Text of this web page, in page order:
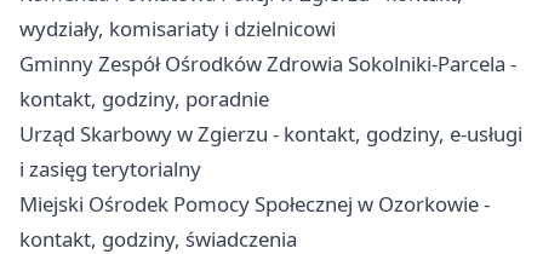
wydziały, komisariaty i dzielnicowi
Gminny Zespół Ośrodków Zdrowia Sokolniki-Parcela -
kontakt, godziny, poradnie
Urząd Skarbowy w Zgierzu - kontakt, godziny, e-usługi
i zasięg terytorialny
Miejski Ośrodek Pomocy Społecznej w Ozorkowie -
kontakt, godziny, świadczenia